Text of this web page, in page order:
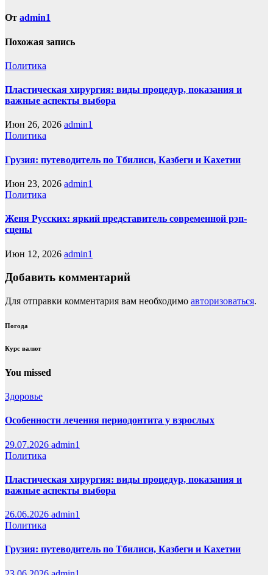
От admin1
Похожая запись
Политика
Пластическая хирургия: виды процедур, показания и
важные аспекты выбора
Июн 26, 2026 admin1
Политика
Грузия: путеводитель по Тбилиси, Казбеги и Кахетии
Июн 23, 2026 admin1
Политика
Женя Русских: яркий представитель современной рэп-
сцены
Июн 12, 2026 admin1
Добавить комментарий
Для отправки комментария вам необходимо авторизоваться.
Погода
Курс валют
You missed
Здоровье
Особенности лечения периодонтита у взрослых
29.07.2026 admin1
Политика
Пластическая хирургия: виды процедур, показания и
важные аспекты выбора
26.06.2026 admin1
Политика
Грузия: путеводитель по Тбилиси, Казбеги и Кахетии